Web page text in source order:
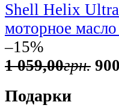
Shell Helix Ultra
моторное
–15%
1 059,00грн. 900
Подарки